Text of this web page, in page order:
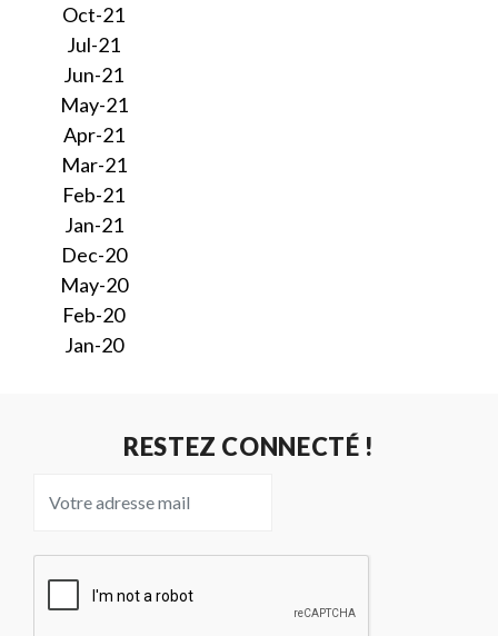
Oct-21
Jul-21
Jun-21
May-21
Apr-21
Mar-21
Feb-21
Jan-21
Dec-20
May-20
Feb-20
Jan-20
RESTEZ CONNECTÉ !